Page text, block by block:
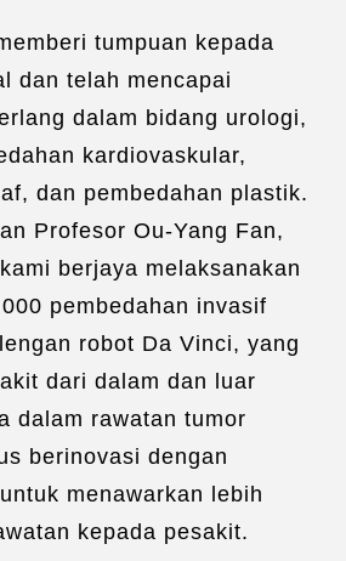
tumpuan kepada
dan telah mencapai
dalam bidang urologi,
kardiovaskular,
dan pembedahan plastik.
Profesor Ou-Yang Fan,
berjaya melaksanakan
pembedahan invasif
robot Da Vinci, yang
dari dalam dan luar
dalam rawatan tumor
berinovasi dengan
menawarkan lebih
kepada pesakit.